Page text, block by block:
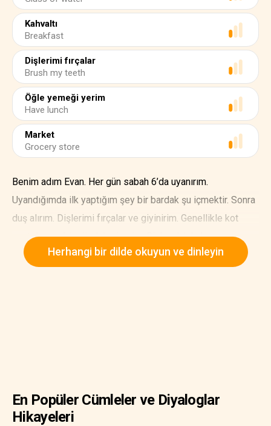
Kahvaltı
Breakfast
Dişlerimi fırçalar
Brush my teeth
Öğle yemeği yerim
Have lunch
Market
Grocery store
Benim adım Evan. Her gün sabah 6’da uyanırım.
Uyandığımda ilk yaptığım şey bir bardak şu içmektir. Sonra
duş alırım. Dişlerimi fırçalar ve giyinirim. Genellikle kot
pantolon ve bir gömlek giyerim. Bir bardak kahve yaparım.
Kahvaltımı hazırlarım. Genellikle domuz pastırması ve
Herhangi bir dilde okuyun ve dinleyin
En Popüler Cümleler ve Diyaloglar
Hikayeleri